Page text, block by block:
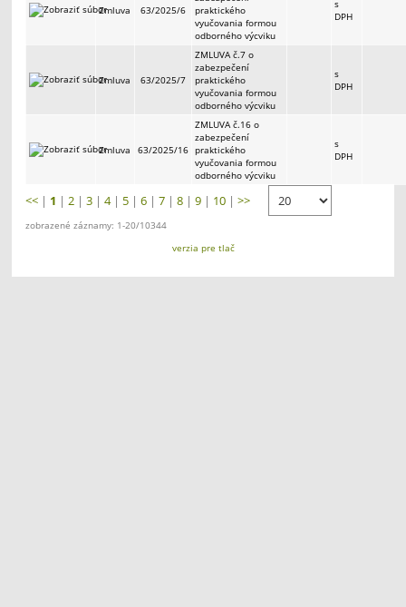
Zmluva 63/2025/6
praktického
vyučovania formou
odborného výcviku
s
DPH
Zmluva 63/2025/7
ZMLUVA č.7 o
zabezpečení
praktického
vyučovania formou
odborného výcviku
s
DPH
Zmluva 63/2025/16
ZMLUVA č.16 o
zabezpečení
praktického
vyučovania formou
odborného výcviku
s
DPH
<< | 1 |2 |3 |4| 5 |6 |7 |8 |9 | 10 |>>
zobrazené záznamy: 1-20/10344
verzia pre tlač